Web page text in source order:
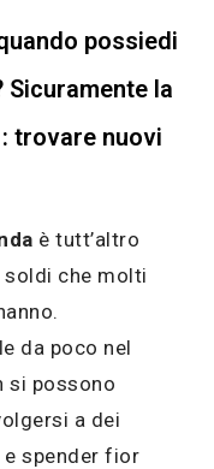
possiedi
la
trovare nuovi
è tutt’altro
che molti
da poco nel
si possono
a dei
spender fior